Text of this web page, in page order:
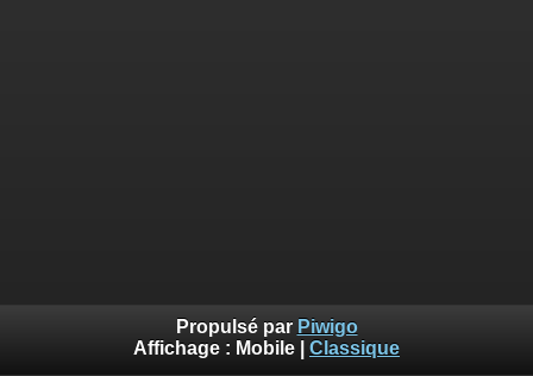
Propulsé par Piwigo
Affichage : Mobile Classique